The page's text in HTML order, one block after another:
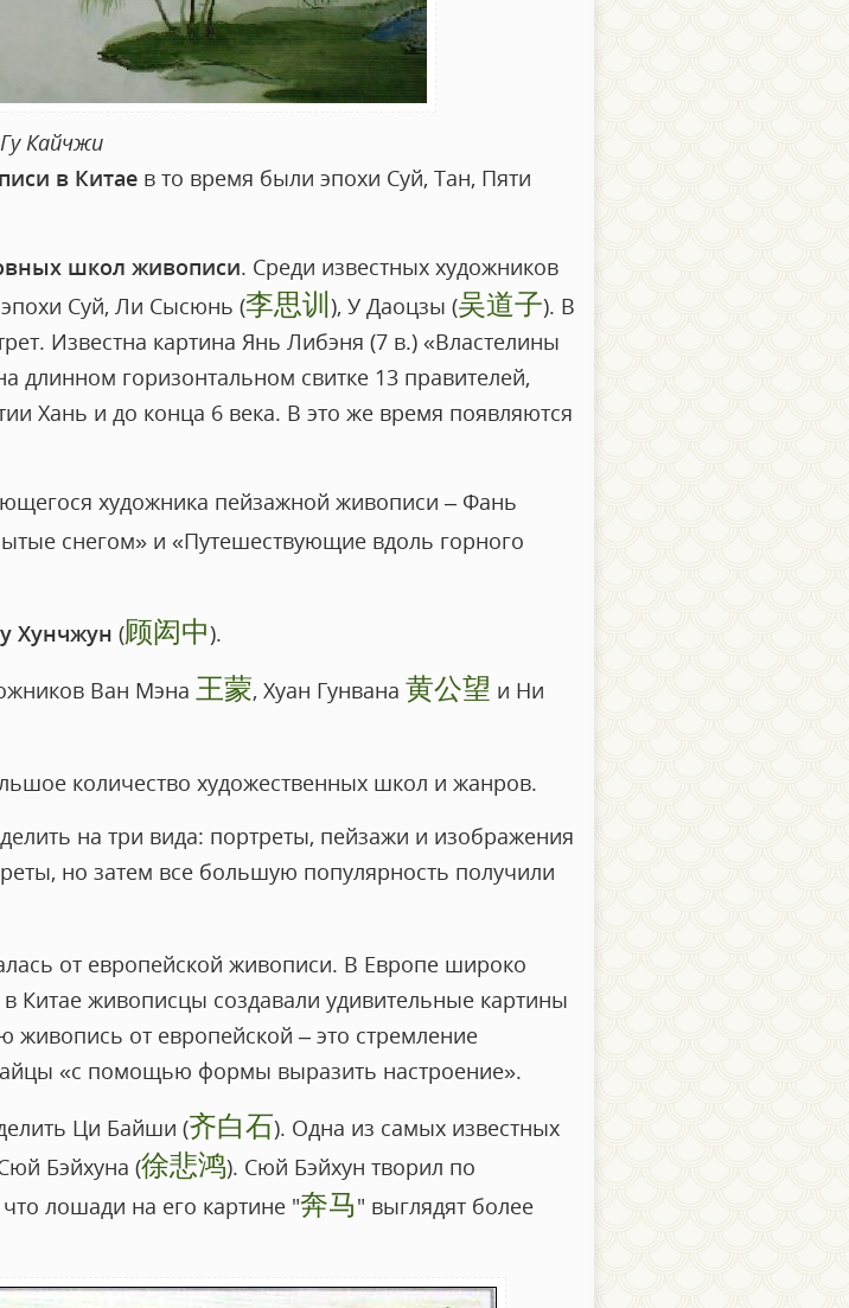
Гу Кайчжи
в Китаев то время были эпохи Суй, Тан, Пяти
школ живописи. Среди известных художников
Суй, Ли Сысюнь (李思训), У Даоцзы (吴道子). В
Известна картина Янь Либэня (7 в.) «Властелины
длинном горизонтальном свитке 13 правителей,
Хань и до конца 6 века. В это же время появляются
художника пейзажной живописи – Фань
снегом» и «Путешествующие вдоль горного
Хунчжун (顾闳中).
Ван Мэна 王蒙, Хуан Гунвана 黄公望 и Ни
количество художественных школ и жанров.
на три вида: портреты, пейзажи и изображения
но затем все большую популярность получили
от европейской живописи. В Европе широко
Китае живописцы создавали удивительные картины
живопись от европейской – это стремление
«с помощью формы выразить настроение».
Ци Байши (齐白石). Одна из самых известных
Бэйхуна (徐悲鸿). Сюй Бэйхун творил по
лошади на его картине "奔马" выглядят более